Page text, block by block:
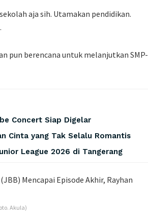
aja sih. Utamakan pendidikan.
pun berencana untuk melanjutkan SMP-
Concert Siap Digelar
Cinta yang Tak Selalu Romantis
League 2026 di Tangerang
Akula)